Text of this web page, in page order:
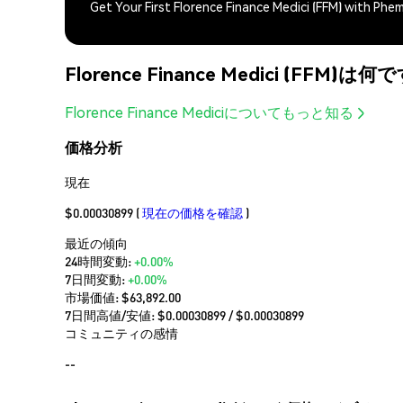
Get Your First Florence Finance Medici (FFM) with
Florence Finance Medici (FFM)は何で
Florence Finance Mediciについてもっと知る
価格分析
現在
$0.00030899 (現在の価格を確認 )
最近の傾向
24時間変動:+0.00%
7日間変動:+0.00%
市場価値:$63,892.00
7日間高値/安値: $0.00030899/ $0.00030899
コミュニティの感情
--